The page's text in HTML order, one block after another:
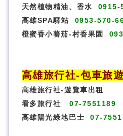
天然植物精油、香水
0915-
高雄SPA驛站
0953-570-
橙蜜香小蕃茄-村香果園
高雄旅行社-包車旅遊
高雄旅行社-遊覽車出租
看多旅行社
07-7551189
高雄陽光綠地巴士
07-